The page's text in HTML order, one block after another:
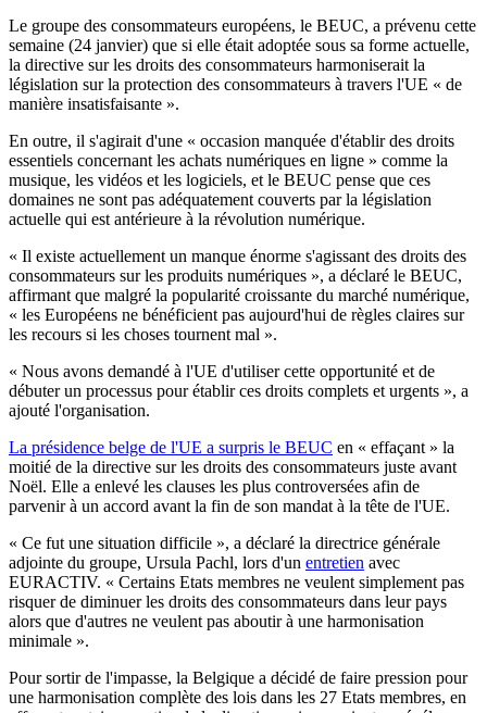
Le groupe des consommateurs européens, le BEUC, a prévenu cette
semaine (24 janvier) que si elle était adoptée sous sa forme actuelle,
la directive sur les droits des consommateurs harmoniserait la
législation sur la protection des consommateurs à travers l'UE « de
manière insatisfaisante ».
En outre, il s'agirait d'une « occasion manquée d'établir des droits
essentiels concernant les achats numériques en ligne » comme la
musique, les vidéos et les logiciels, et le BEUC pense que ces
domaines ne sont pas adéquatement couverts par la législation
actuelle qui est antérieure à la révolution numérique.
« Il existe actuellement un manque énorme s'agissant des droits des
consommateurs sur les produits numériques », a déclaré le BEUC,
affirmant que malgré la popularité croissante du marché numérique,
« les Européens ne bénéficient pas aujourd'hui de règles claires sur
les recours si les choses tournent mal ».
« Nous avons demandé à l'UE d'utiliser cette opportunité et de
débuter un processus pour établir ces droits complets et urgents », a
ajouté l'organisation.
La présidence belge de l'UE a surpris le BEUC en « effaçant » la
moitié de la directive sur les droits des consommateurs juste avant
Noël. Elle a enlevé les clauses les plus controversées afin de
parvenir à un accord avant la fin de son mandat à la tête de l'UE.
« Ce fut une situation difficile », a déclaré la directrice générale
adjointe du groupe, Ursula Pachl, lors d'un entretien avec
EURACTIV. « Certains Etats membres ne veulent simplement pas
risquer de diminuer les droits des consommateurs dans leur pays
alors que d'autres ne veulent pas aboutir à une harmonisation
minimale ».
Pour sortir de l'impasse, la Belgique a décidé de faire pression pour
une harmonisation complète des lois dans les 27 Etats membres, en